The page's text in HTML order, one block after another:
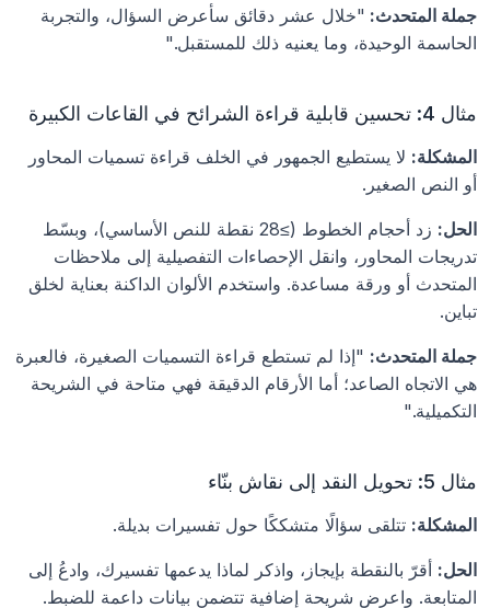
جملة المتحدث:
الحاسمة الوحيدة، وما يعنيه ذلك للمستقبل."
مثال 4: تحسين قابلية قراءة الشرائح في القاعات الكبيرة
المشكلة:
أو النص الصغير.
الحل:
تباين.
جملة المتحدث:
التكميلية."
مثال 5: تحويل النقد إلى نقاش بنّاء
المشكلة: تتلقى سؤالًا متشككًا حول تفسيرات بديلة.
الحل:
المتابعة. واعرض شريحة إضافية تتضمن بيانات داعمة للضبط.